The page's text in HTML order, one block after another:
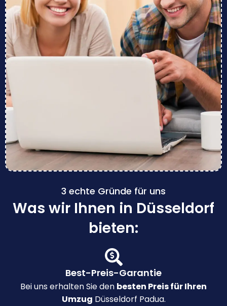
3 echte Gründe für uns
Was wir Ihnen in Düsseldorf
bieten:
Best-Preis-Garantie
Bei uns erhalten Sie den besten Preis für Ihren
Umzug Düsseldorf Padua.